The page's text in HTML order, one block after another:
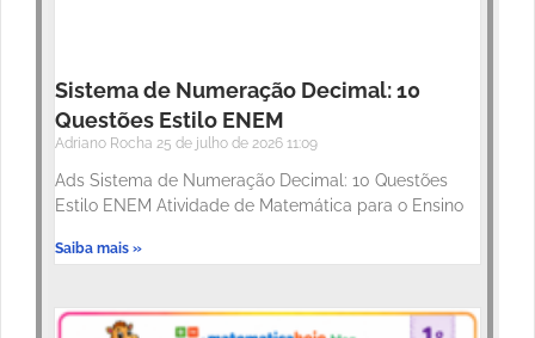
Sistema de Numeração Decimal: 10
Questões Estilo ENEM
Adriano Rocha 25 de julho de 2026 11:09
Ads Sistema de Numeração Decimal: 10 Questões
Estilo ENEM Atividade de Matemática para o Ensino
Saiba mais »